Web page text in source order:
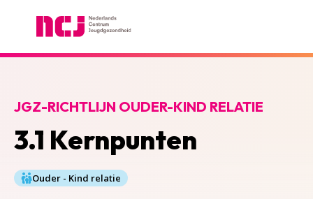
3.1 Kernpunten
JGZ-RICHTLIJN OUDER-KIND RELATIE
Ouder - Kind relatie